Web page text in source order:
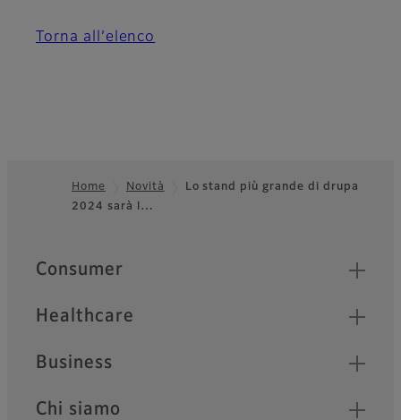
Torna all’elenco
Footer
Home Novità
Lo stand più grande di drupa
2024 sarà l…
Quick Links
Consumer
Healthcare
Business
Chi siamo